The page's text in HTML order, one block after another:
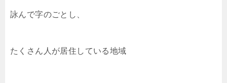
詠んで字のごとし、
たくさん人が居住している地域